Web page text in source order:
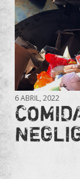
6 ABRIL, 2022